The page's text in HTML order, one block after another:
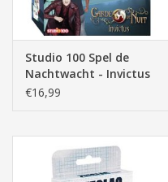
Studio 100 Spel de
Nachtwacht - Invictus
€16,99